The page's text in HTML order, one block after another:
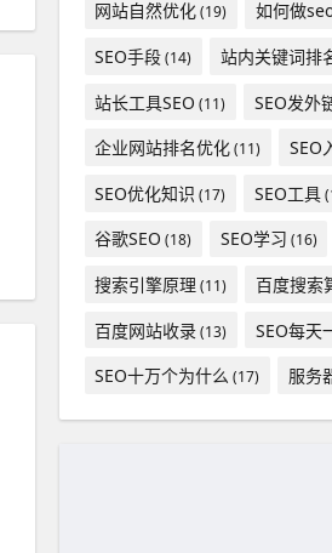
网站自然优化(19) 如何做
SEO手段(14) 站内关键词排
站长工具SEO (11) SEO发外
企业网站排名优化(11) SEO
SEO优化知识 (17) SEO工具
谷歌SEO (18) SEO学习 (16)
搜索引擎原理 (11) 百度搜索
百度网站收录(13) SEO每天
SEO十万个为什么 (17) 服务